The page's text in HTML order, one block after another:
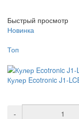
Быстрый просмотр
Новинка
Топ
Кулер Ecotronic J1-
-